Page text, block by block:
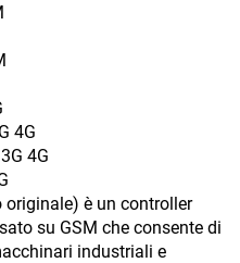
4G
4G
originale) è un controller
su GSM che consente di
industriali e